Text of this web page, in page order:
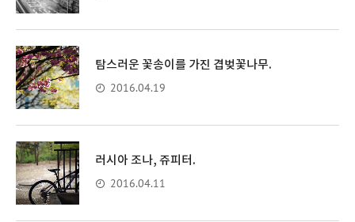
탐스러운 꽃송이를 가진 겹벚꽃나무.
2016.04.19
러시아 조나, 쥬피터.
2016.04.11